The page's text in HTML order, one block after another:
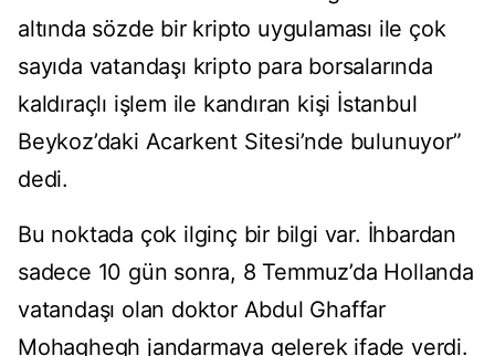
altında sözde bir kripto uygulaması ile çok
sayıda vatandaşı kripto para borsalarında
kaldıraçlı işlem ile kandıran kişi İstanbul
Beykoz’daki Acarkent Sitesi’nde bulunuyor”
dedi.
Bu noktada çok ilginç bir bilgi var. İhbardan
sadece 10 gün sonra, 8 Temmuz’da Hollanda
vatandaşı olan doktor Abdul Ghaffar
Mohaghegh jandarmaya gelerek ifade verdi.